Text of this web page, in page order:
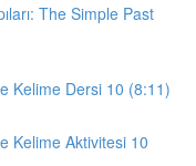
The Simple Past
Kelime Dersi 10 (8:11)
Kelime Aktivitesi 10